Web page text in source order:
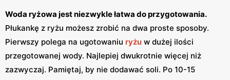
Woda ryżowa jest niezwykle łatwa do przygotowania.
Płukankę z ryżu możesz zrobić na dwa proste sposoby.
Pierwszy polega na ugotowaniu ryżu w dużej ilości
przegotowanej wody. Najlepiej dwukrotnie więcej niż
zazwyczaj. Pamiętaj, by nie dodawać soli. Po 10-15